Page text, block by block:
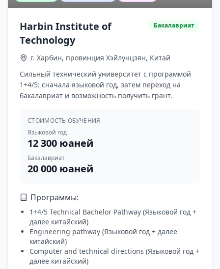
Harbin Institute of
Technology
Бакалавриат
г. Харбин, провинция Хэйлунцзян, Китай
Сильный технический университет с программой
1+4/5: сначала языковой год, затем переход на
бакалавриат и возможность получить грант.
СТОИМОСТЬ ОБУЧЕНИЯ
Языковой год
12 300 юаней
Бакалавриат
20 000 юаней
Программы:
1+4/5 Technical Bachelor Pathway (Языковой год +
далее китайский)
Engineering pathway (Языковой год + далее
китайский)
Computer and technical directions (Языковой год +
далее китайский)